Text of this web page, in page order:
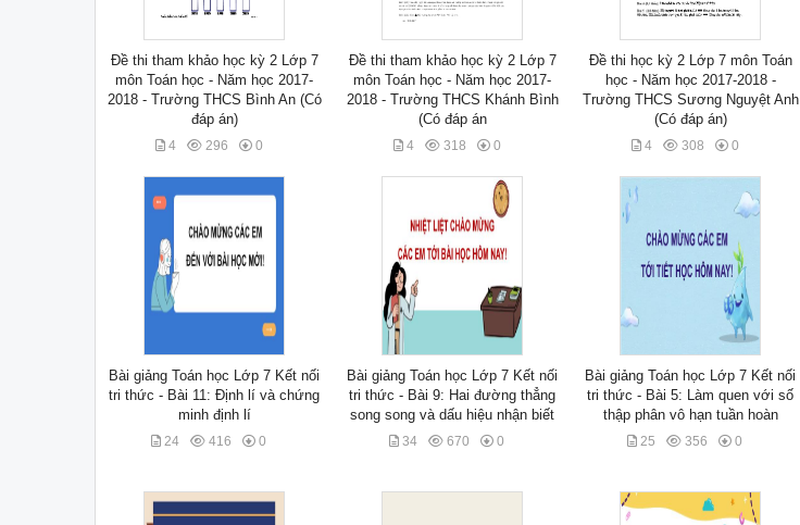
Đề thi tham khảo học kỳ 2 Lớp 7
môn Toán học - Năm học 2017-
2018 - Trường THCS Bình An (Có
đáp án)
4 296 0
Đề thi tham khảo học kỳ 2 Lớp 7
môn Toán học - Năm học 2017-
2018 - Trường THCS Khánh Bình
(Có đáp án
4 318 0
Đề thi học kỳ 2 Lớp 7 môn Toán
học - Năm học 2017-2018 -
Trường THCS Sương Nguyệt Anh
(Có đáp án)
4 308 0
Bài giảng Toán học Lớp 7 Kết nối
tri thức - Bài 11: Định lí và chứng
minh định lí
24 416 0
Bài giảng Toán học Lớp 7 Kết nối
tri thức - Bài 9: Hai đường thẳng
song song và dấu hiệu nhận biết
34 670 0
Bài giảng Toán học Lớp 7 Kết nối
tri thức - Bài 5: Làm quen với số
thập phân vô hạn tuần hoàn
25 356 0